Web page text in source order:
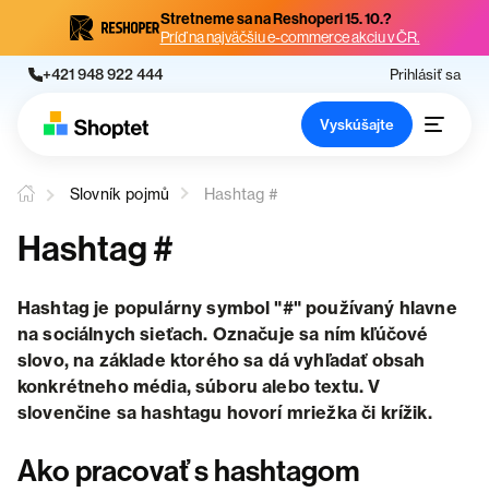
Stretneme sa na Reshoperi 15. 10.?
Príď na najväčšiu e-commerce akciu v ČR.
+421 948 922 444 Prihlásiť sa
Vyskúšajte
Slovník pojmů Hashtag #
Hashtag #
Hashtag je populárny symbol "#" používaný hlavne
na sociálnych sieťach. Označuje sa ním kľúčové
slovo, na základe ktorého sa dá vyhľadať obsah
konkrétneho média, súboru alebo textu. V
slovenčine sa hashtagu hovorí mriežka či krížik.
Ako pracovať s hashtagom